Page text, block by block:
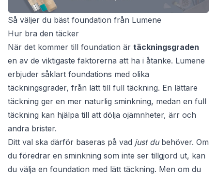
Så väljer du bäst foundation från Lumene
Hur bra den täcker
När det kommer till foundation är täckningsgraden
en av de viktigaste faktorerna att ha i åtanke. Lumene
erbjuder såklart foundations med olika
täckningsgrader, från lätt till full täckning. En lättare
täckning ger en mer naturlig sminkning, medan en full
täckning kan hjälpa till att dölja ojämnheter, ärr och
andra brister.
Ditt val ska därför baseras på vad just du behöver. Om
du föredrar en sminkning som inte ser tillgjord ut, kan
du välja en foundation med lätt täckning. Men om du